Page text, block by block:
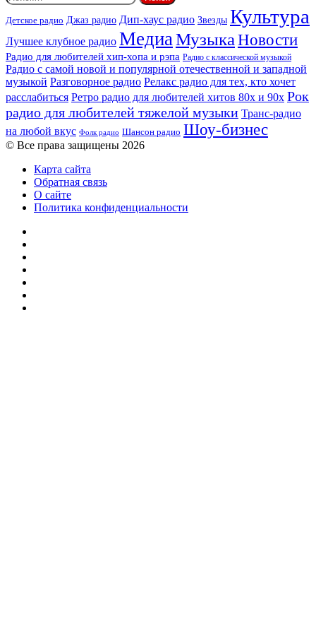
Детское радио Джаз радио Дип-хаус радио Звезды Культура
Лучшее клубное радио МедиаМузыкаНовости
Радио для любителей хип-хопа и рэпа Радио с классической музыкой
Радио с самой новой и популярной отечественной и западной
музыкой Разговорное радио Релакс радио для тех, кто хочет
расслабиться Ретро радио для любителей хитов 80х и 90х Рок
радио для любителей тяжелой музыки Транс-радио
на любой вкус Фолк радио Шансон радио Шоу-бизнес
© Все права защищены 2026
Карта сайта
Обратная связь
О сайте
Политика конфиденциальности